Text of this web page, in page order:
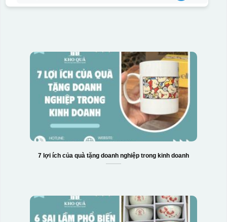
7 lợi ích của quà tặng doanh nghiệp trong kinh doanh